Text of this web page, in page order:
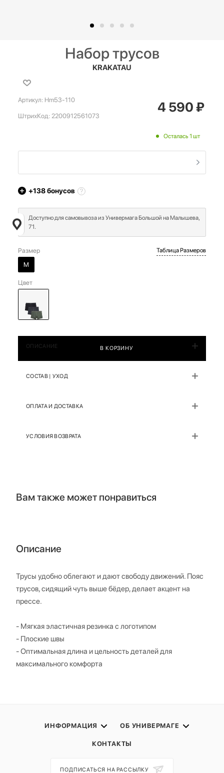
Набор трусов
KRAKATAU
Артикул: Hm53-110
ШтрихКод: 2200912561073
4 590₽
Осталась 1 шт
+138бонусов
Доступно для самовывоза из Универмага Большой на Малышева,
71.
Размер
M
Таблица Размеров
Цвет
В КОРЗИНУ
ОПИСАНИЕ
СОСТАВ | УХОД
ОПЛАТА И ДОСТАВКА
УСЛОВИЯ ВОЗВРАТА
Вам также может понравиться
Описание
Трусы удобно облегают и дают свободу движений. Пояс
трусов, сидящий чуть выше бёдер, делает акцент на
прессе.
- Мягкая эластичная резинка с логотипом
- Плоские швы
- Оптимальная длина и цельность деталей для
максимального комфорта
ИНФОРМАЦИЯ ОБ УНИВЕРМАГЕ
КОНТАКТЫ
ПОДПИСАТЬСЯ НА РАССЫЛКУ